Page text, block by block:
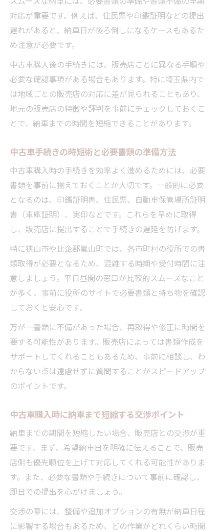
対応が重要です。例えば、住民票や印鑑証明などの提出
遅れがあると、納車日が後ろ倒しになるケースもあるた
め注意が必要です。
中古車購入後の手続きには、販売店ごとに異なる手順や
必要な確認事項がある場合もあります。特に埼玉県内で
は地域ごとの販売店の対応に差が見られることもあり、
地元の販売店の特徴や評判を事前にチェックしておくこ
とで、納車までの時間を短縮できることがあります。
中古車手続きの時短術と必要書類の準備方法
中古車購入時の手続きを効率よく進めるためには、必要
書類を事前に揃えておくことが大切です。一般的に必要
となるのは、印鑑証明書、住民票、自動車保管場所証明
書（車庫証明）、実印などです。これらを早めに取得
し、販売店に提出することで手続きの遅延を防げます。
特に狭山市や比企郡嵐山町では、各市町村の役所での書
類取得が必要となるため、混雑する時期や受付時間に注
意しましょう。平日昼間の窓口が比較的スムーズなこと
が多く、事前に役所のサイトで必要書類と持ち物を確認
しておくと安心です。
万が一書類に不備があった場合、再取得や修正に時間を
要する可能性があります。販売店によっては書類作成を
サポートしてくれることもあるため、事前に相談し、わ
からない点は遠慮せずに質問することがスピードアップ
のポイントです。
中古車購入時に納車まで短縮する交渉ポイント
納車までの期間を短縮したい場合、販売店との交渉が重
要です。まず、希望納車日を明確に伝えることで、販売
店側も優先順位を上げて対応してくれる可能性がありま
す。また、必要な書類や手続きについて事前に確認し、
即日での提出を心がけましょう。
交渉の際には、整備や追加オプションの有無が納車日程
に影響する場合もあるため、どの作業がどれくらい時間